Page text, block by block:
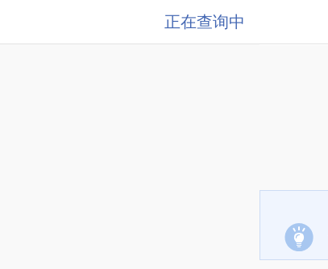
正在查询中